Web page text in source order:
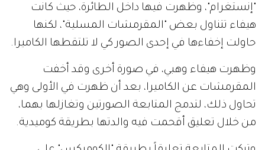
"إنستغرام"، وظهرت فيها داخل الطائرة، حيث كانت
هيفاء تتناول بعض "المقرمشات المسلية"، لكنها
حاولت إخفاءها في إحدى الصور كي لا تلتقطها الكاميرا.
وظهرت هيفاء وهبي، في صورة أخرى وقد أخفت
المقرمشات عن الكاميرا، بعد أن ظهرت في الأولى وهي
تحاول ذلك، لتدمج المتابعة الصورتين وتغازلها بهما،
من خلال تعليق أقحمت فيه والدتها بطريقة كوميدية.